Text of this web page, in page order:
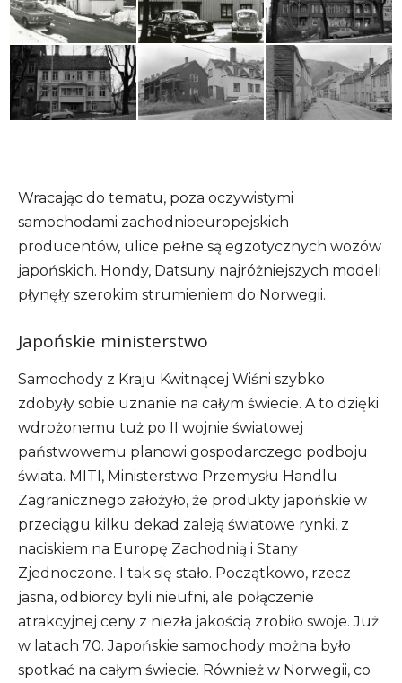
Wracając do tematu, poza oczywistymi
samochodami zachodnioeuropejskich
producentów, ulice pełne są egzotycznych wozów
japońskich. Hondy, Datsuny najróżniejszych modeli
płynęły szerokim strumieniem do Norwegii.
Japońskie ministerstwo
Samochody z Kraju Kwitnącej Wiśni szybko
zdobyły sobie uznanie na całym świecie. A to dzięki
wdrożonemu tuż po II wojnie światowej
państwowemu planowi gospodarczego podboju
świata. MITI, Ministerstwo Przemysłu Handlu
Zagranicznego założyło, że produkty japońskie w
przeciągu kilku dekad zaleją światowe rynki, z
naciskiem na Europę Zachodnią i Stany
Zjednoczone. I tak się stało. Początkowo, rzecz
jasna, odbiorcy byli nieufni, ale połączenie
atrakcyjnej ceny z niezła jakością zrobiło swoje. Już
w latach 70. Japońskie samochody można było
spotkać na całym świecie. Również w Norwegii, co